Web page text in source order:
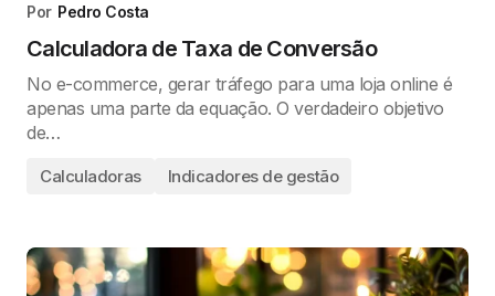
Por Pedro Costa
Calculadora de Taxa de Conversão
No e-commerce, gerar tráfego para uma loja online é
apenas uma parte da equação. O verdadeiro objetivo
de…
Calculadoras Indicadores de gestão